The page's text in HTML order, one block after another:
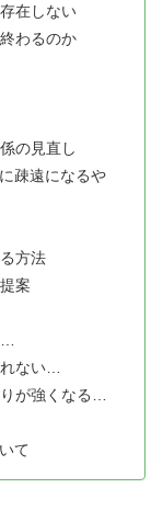
在しない
わるのか
の見直し
疎遠になるや
方法
案
ない…
が強くなる…
て